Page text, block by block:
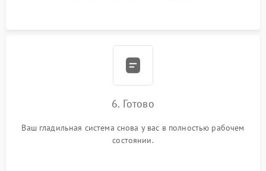
6. Готово
Ваш гладильная система снова у вас в полностью рабочем
состоянии.